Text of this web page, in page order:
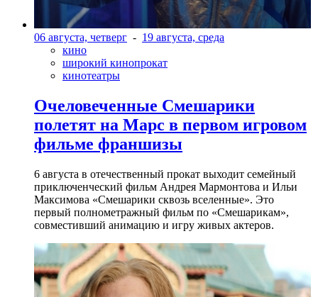
06 августа, четверг - 19 августа, среда
кино
широкий кинопрокат
кинотеатры
Очеловеченные Смешарики
полетят на Марс в первом игровом
фильме франшизы
6 августа в отечественный прокат выходит семейный
приключенческий фильм Андрея Мармонтова и Ильи
Максимова «Смешарики сквозь вселенные». Это
первый полнометражный фильм по «Смешарикам»,
совместивший анимацию и игру живых актеров.